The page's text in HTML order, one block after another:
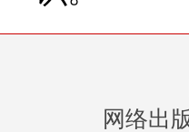
网络出